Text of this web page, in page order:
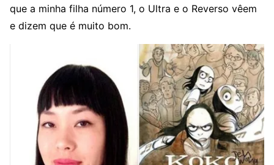
que a minha filha número 1, o Ultra e o Reverso vêem
e dizem que é muito bom.